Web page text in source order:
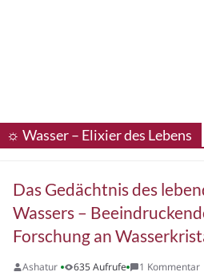
☼ Wasser – Elixier des Lebens
Das Gedächtnis des
Wassers –
Forschung an
Ashatur 635 Aufrufe 1 Kommentar